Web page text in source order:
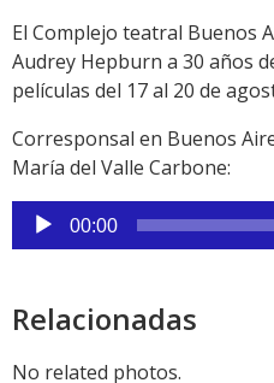
El Complejo teatral Buenos
Audrey Hepburn a 30 años
películas del 17 al 20 de
Corresponsal en Buenos
María del Valle Carbone:
Reproductor
de
00:00
Relacionadas
No related photos.